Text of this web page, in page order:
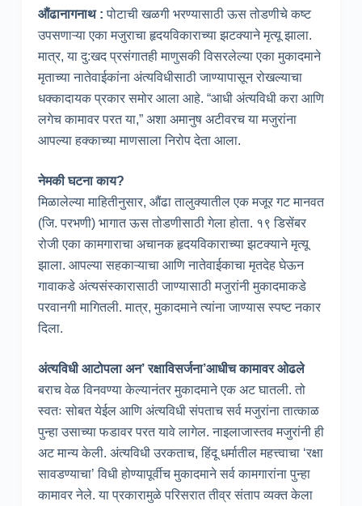
औंढानागनाथ : पोटाची खळगी भरण्यासाठी ऊस तोडणीचे कष्ट
उपसणाऱ्या एका मजुराचा हृदयविकाराच्या झटक्याने मृत्यू झाला.
मात्र, या दु:खद प्रसंगातही माणुसकी विसरलेल्या एका मुकादमाने
मृताच्या नातेवाईकांना अंत्यविधीसाठी जाण्यापासून रोखल्याचा
धक्कादायक प्रकार समोर आला आहे. “आधी अंत्यविधी करा आणि
लगेच कामावर परत या,” अशा अमानुष अटीवरच या मजुरांना
आपल्या हक्काच्या माणसाला निरोप देता आला.
नेमकी घटना काय?
मिळालेल्या माहितीनुसार, औंढा तालुक्यातील एक मजूर गट मानवत
(जि. परभणी) भागात ऊस तोडणीसाठी गेला होता. १९ डिसेंबर
रोजी एका कामगाराचा अचानक हृदयविकाराच्या झटक्याने मृत्यू
झाला. आपल्या सहकाऱ्याचा आणि नातेवाईकाचा मृतदेह घेऊन
गावाकडे अंत्यसंस्कारासाठी जाण्यासाठी मजुरांनी मुकादमाकडे
परवानगी मागितली. मात्र, मुकादमाने त्यांना जाण्यास स्पष्ट नकार
दिला.
अंत्यविधी आटोपला अन’ रक्षाविसर्जना’आधीच कामावर ओढले
बराच वेळ विनवण्या केल्यानंतर मुकादमाने एक अट घातली. तो
स्वतः सोबत येईल आणि अंत्यविधी संपताच सर्व मजुरांना तात्काळ
पुन्हा उसाच्या फडावर परत यावे लागेल. नाइलाजास्तव मजुरांनी ही
अट मान्य केली. अंत्यविधी उरकताच, हिंदू धर्मातील महत्त्वाचा ‘रक्षा
सावडण्याचा’ विधी होण्यापूर्वीच मुकादमाने सर्व कामगारांना पुन्हा
कामावर नेले. या प्रकारामुळे परिसरात तीव्र संताप व्यक्त केला